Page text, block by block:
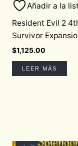
Añadir a la
Resident Evil 2
Survivor
$1,125.00
LEER MÁS